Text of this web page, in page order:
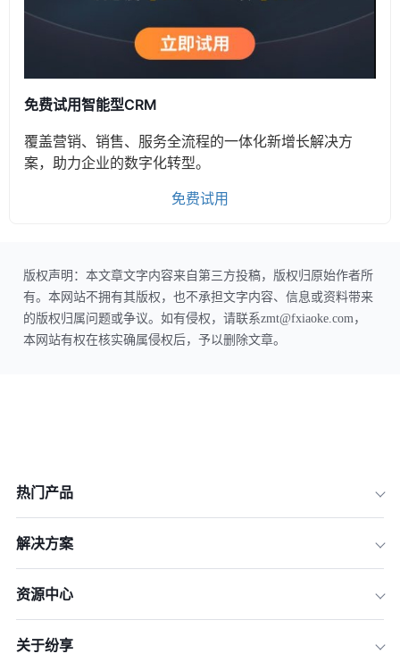
免费试用智能型CRM
覆盖营销、销售、服务全流程的一体化新增长解决方
案，助力企业的数字化转型。
免费试用
版权声明：本文章文字内容来自第三方投稿，版权归原始作者所
有。本网站不拥有其版权，也不承担文字内容、信息或资料带来
的版权归属问题或争议。如有侵权，请联系zmt@fxiaoke.com，
本网站有权在核实确属侵权后，予以删除文章。
热门产品
解决方案
资源中心
关于纷享